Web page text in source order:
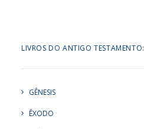
LIVROS DO ANTIGO TESTAMENTO:
GÊNESIS
ÊXODO